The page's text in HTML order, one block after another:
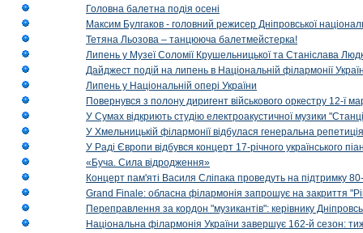
Головна балетна подія осені
Максим Булгаков - головний режисер Дніпровської
Тетяна Льозова – танцююча балетмейстерка!
Липень у Музеї Соломії Крушельницької та Станіслава
Дайджест подій на липень в Національній філармонії
Липень у Національній опері України
Повернувся з полону диригент військового оркестру 12-ї
У Сумах відкриють студію електроакустичної музики
У Хмельницькій філармонії відбулася генеральна
У Раді Європи відбувся концерт 17-річного українського
«Буча. Сила відродження»
Концерт пам'яті Василя Сліпака проведуть на підтримку
Grand Finale: обласна філармонія запрошує на закриття
Переправлення за кордон "музикантів": керівнику
Національна філармонія України завершує 162-й сезон: